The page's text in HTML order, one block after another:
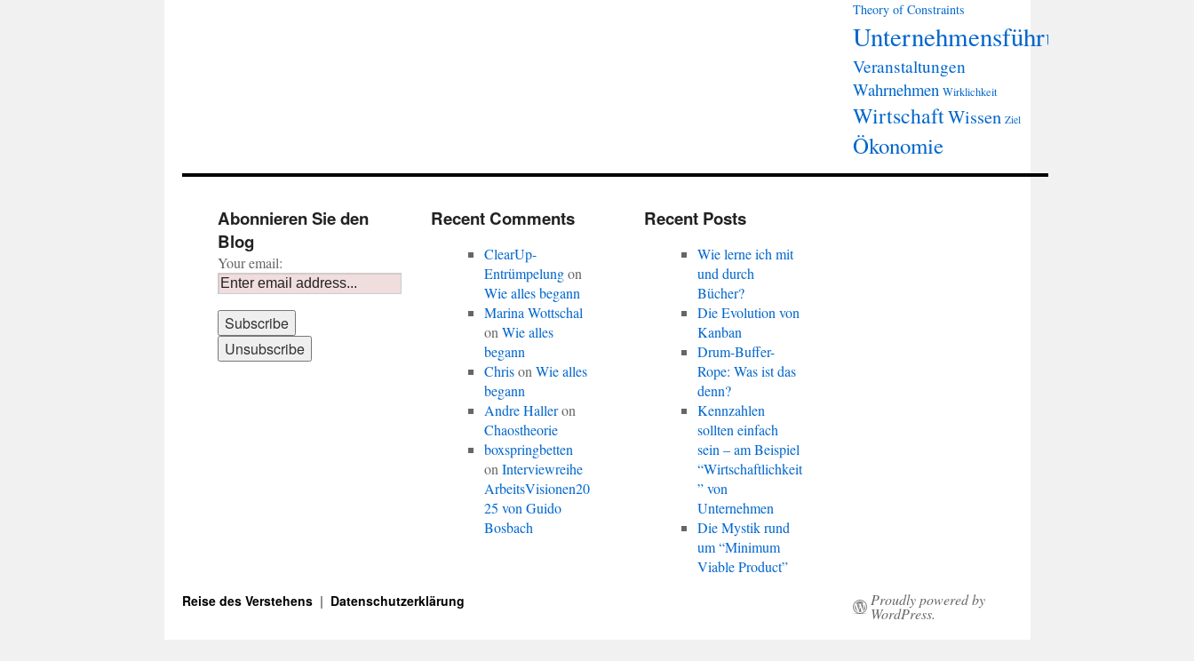
Theory of Constraints
Unternehmensführung
Veranstaltungen
Wahrnehmen Wirklichkeit
WirtschaftWissen Ziel
Ökonomie
Abonnieren Sie den
Blog
Your email:
Recent Comments
ClearUp-
Entrümpelungon
Wie alles begann
Marina Wottschal
onWie alles
begann
ChrisonWie alles
begann
Andre Halleron
Chaostheorie
boxspringbetten
onInterviewreihe
ArbeitsVisionen20
25 von Guido
Bosbach
Recent Posts
Wie lerne ich mit
und durch
Bücher?
Die Evolution von
Kanban
Drum-Buffer-
Rope: Was ist das
denn?
Kennzahlen
sollten einfach
sein – am Beispiel
“Wirtschaftlichkeit
” von
Unternehmen
Die Mystik rund
um “Minimum
Viable Product”
Reise des Verstehens Datenschutzerklärung Proudly powered by
WordPress.